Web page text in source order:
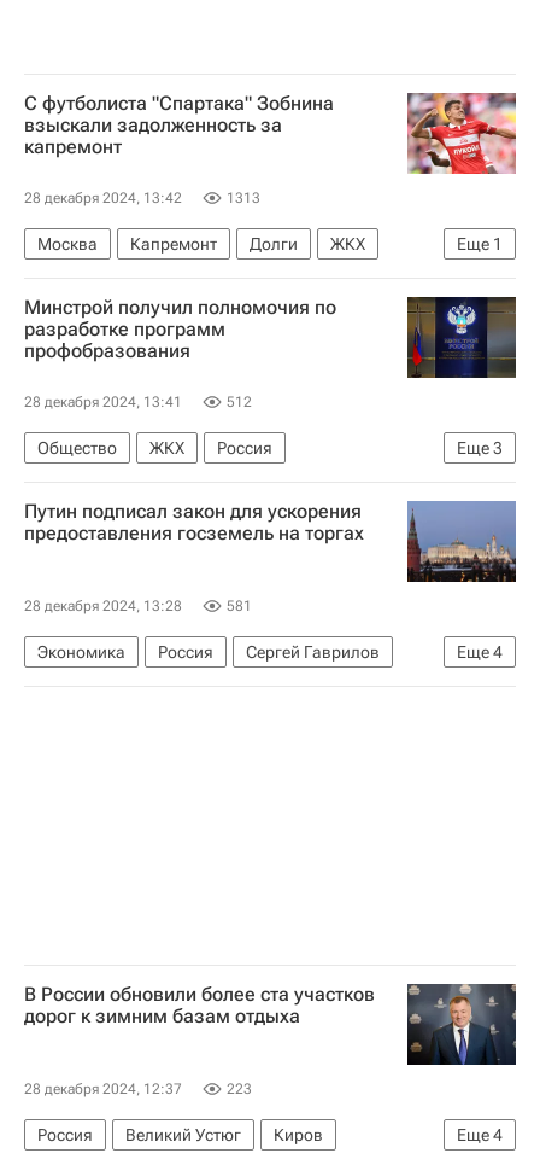
C футболиста "Спартака" Зобнина
взыскали задолженность за
капремонт
28 декабря 2024, 13:42 1313
Еще 1
Москва Капремонт Долги
ЖКХ
Роман Зобнин
Минстрой получил полномочия по
разработке программ
профобразования
28 декабря 2024, 13:41 512
Еще3
Общество ЖКХ
Россия
Владимир Путин
Министерство строительства и жилищно-коммунального хозяйства РФ (Минстрой России)
Путин подписал закон для ускорения
предоставления госземель на торгах
28 декабря 2024, 13:28 581
Еще4
Экономика Россия
Сергей Гаврилов
Владимир Путин
Госдума РФ
В России обновили более ста участков
дорог к зимним базам отдыха
28 декабря 2024, 12:37 223
Еще4
Россия Великий Устюг
Киров